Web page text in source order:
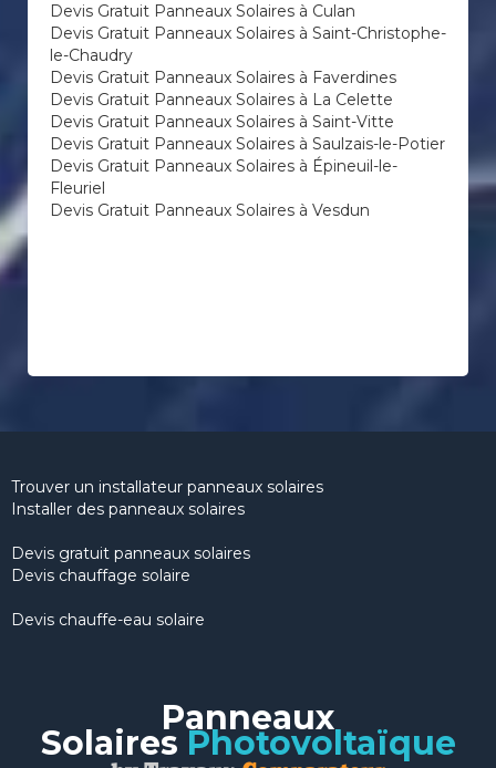
Devis Gratuit Panneaux Solaires à Culan
Devis Gratuit Panneaux Solaires à Saint-Christophe-
le-Chaudry
Devis Gratuit Panneaux Solaires à Faverdines
Devis Gratuit Panneaux Solaires à La Celette
Devis Gratuit Panneaux Solaires à Saint-Vitte
Devis Gratuit Panneaux Solaires à Saulzais-le-Potier
Devis Gratuit Panneaux Solaires à Épineuil-le-
Fleuriel
Devis Gratuit Panneaux Solaires à Vesdun
Trouver un installateur panneaux solaires
Installer des panneaux solaires
Devis gratuit panneaux solaires
Devis chauffage solaire
Devis chauffe-eau solaire
Panneaux
Solaires Photovoltaïque